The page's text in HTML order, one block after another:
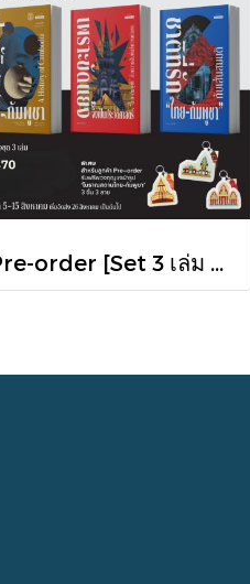
Pre-order [Set 3 เล่ม ] หนังสือชุดความสัมพันธ์ "ไทย-กัมพูชา" / มติชน